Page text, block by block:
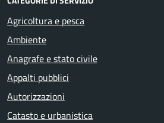
Agricoltura e pesca
Ambiente
Anagrafe e stato civile
Appalti pubblici
Autorizzazioni
Catasto e urbanistica